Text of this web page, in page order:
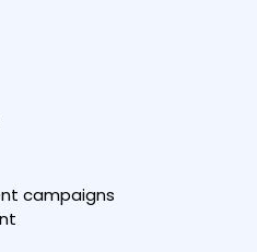
campaigns